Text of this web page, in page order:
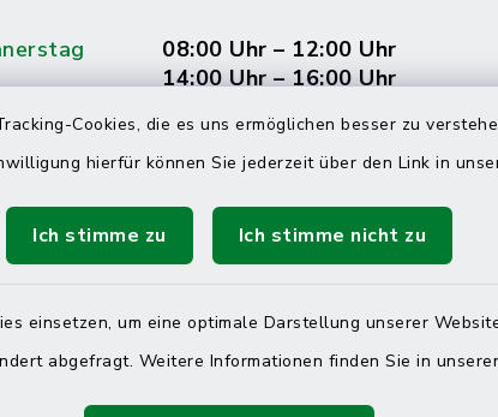
Cookies, die es uns ermöglichen besser zu
hierfür können Sie jederzeit über den Link in
Ich stimme zu Ich stimme nicht zu
einsetzen, um eine optimale Darstellung unserer
abgefragt. Weitere Informationen finden Sie in
08:00 Uhr – 12:00 Uhr
14:00 Uhr – 16:00 Uhr
08:00 Uhr – 12:00 Uhr
dringendes Anliegen, finden aber online
Termin? Rufen Sie uns gerne unter der
04832 6065 0 an!